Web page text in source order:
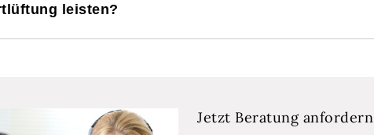
leisten?
Jetzt Beratung anfordern